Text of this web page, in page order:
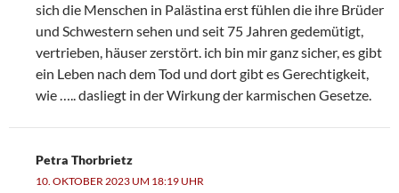
sich die Menschen in Palästina erst fühlen die ihre Brüder
und Schwestern sehen und seit 75 Jahren gedemütigt,
vertrieben, häuser zerstört. ich bin mir ganz sicher, es gibt
ein Leben nach dem Tod und dort gibt es Gerechtigkeit,
wie ….. dasliegt in der Wirkung der karmischen Gesetze.
Petra Thorbrietz
10. OKTOBER 2023 UM 18:19 UHR